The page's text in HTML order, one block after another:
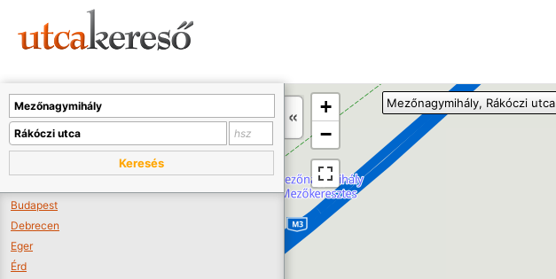
+
−
Mezőnagymihály, Rákóczi utca
Keresés
Budapest
Debrecen
Eger
Érd
A térképet kicsinyíteni kell, hogy látszódjanak a boltok.
Boltok látszódjanak >>